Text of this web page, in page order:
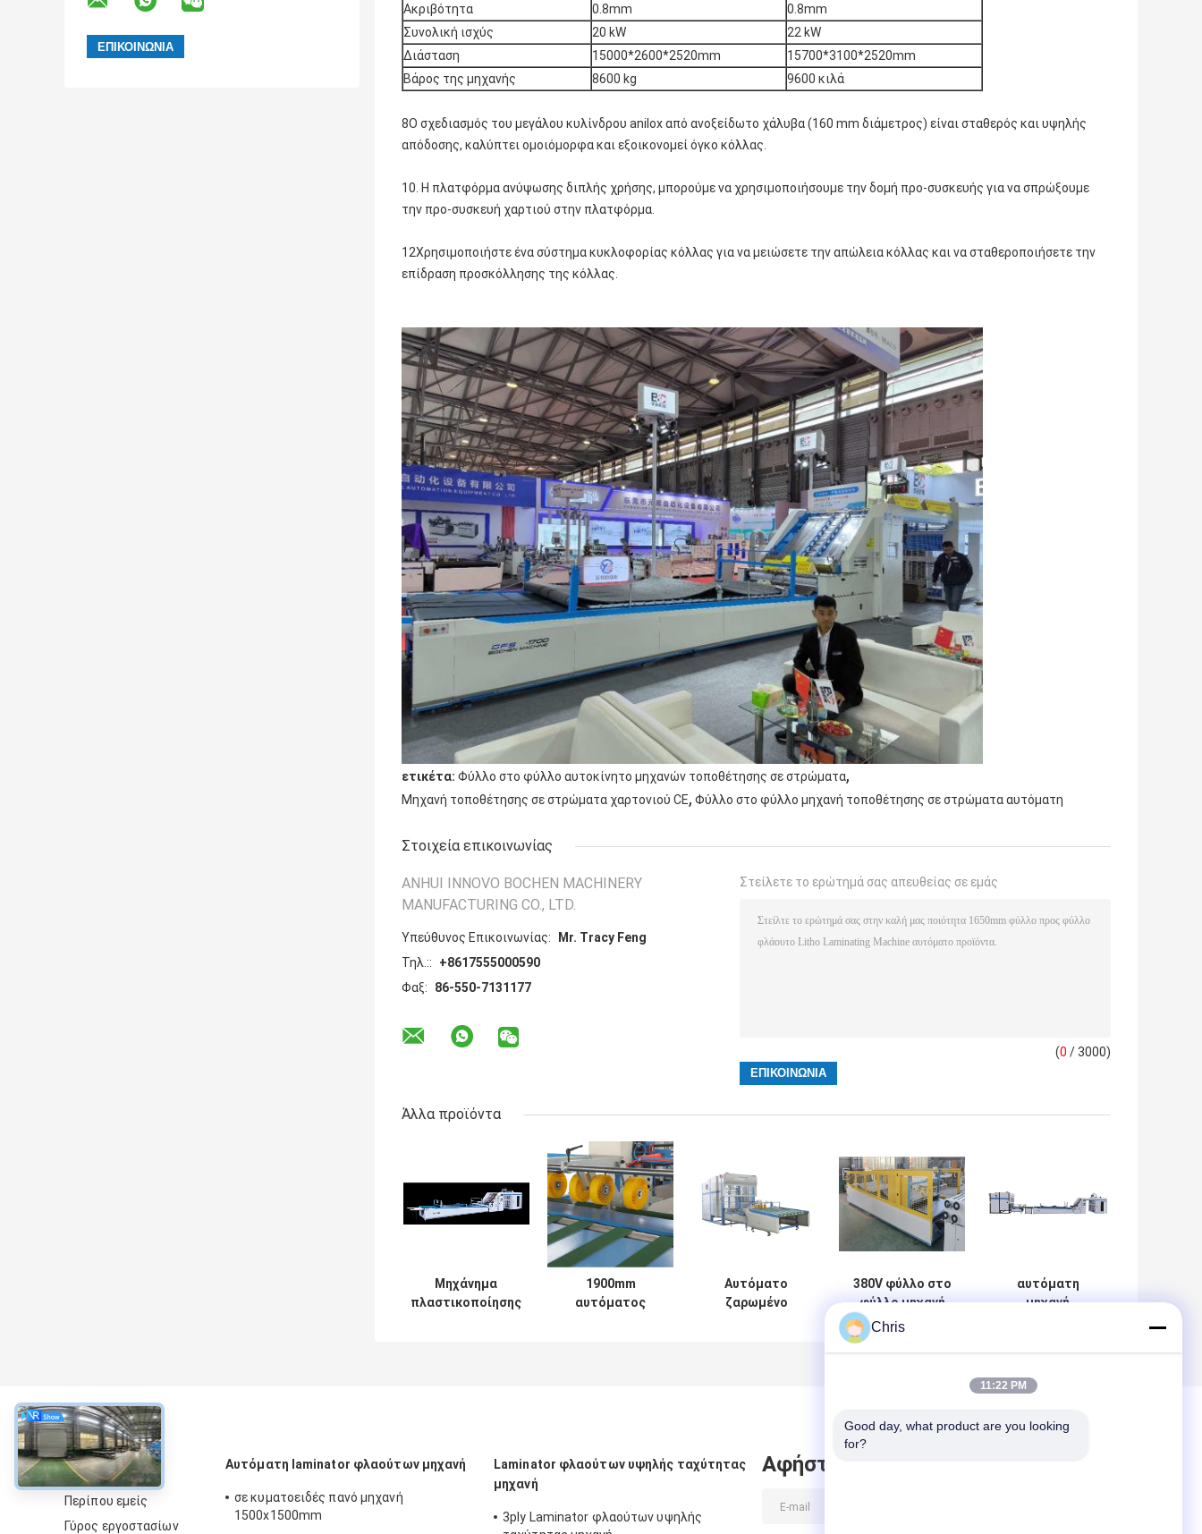
Ακριβότητα
0.8mm
0.8mm
Συνολική ισχύς
20 kW
22 kW
Διάσταση
15000*2600*2520mm
15700*3100*2520mm
Βάρος της μηχανής
8600 kg 9600 κιλά
8Ο σχεδιασμός του μεγάλου κυλίνδρου anilox από ανοξείδωτο χάλυβα (160 mm διάμετρος) είναι σταθερός και υψηλής
απόδοσης, καλύπτει ομοιόμορφα και εξοικονομεί όγκο κόλλας.
10. Η πλατφόρμα ανύψωσης διπλής χρήσης, μπορούμε να χρησιμοποιήσουμε την δομή προ-συσκευής για να σπρώξουμε
την προ-συσκευή χαρτιού στην πλατφόρμα.
12Χρησιμοποιήστε ένα σύστημα κυκλοφορίας κόλλας για να μειώσετε την απώλεια κόλλας και να σταθεροποιήσετε την
επίδραση προσκόλλησης της κόλλας.
ετικέτα: Φύλλο στο φύλλο αυτοκίνητο μηχανών τοποθέτησης σε στρώματα,
Μηχανή τοποθέτησης σε στρώματα χαρτονιού CE, Φύλλο στο φύλλο μηχανή τοποθέτησης σε στρώματα αυτόματη
Στοιχεία επικοινωνίας
ANHUI INNOVO BOCHEN MACHINERY
MANUFACTURING CO., LTD.
Υπεύθυνος Επικοινωνίας:
Mr. Tracy Feng
Τηλ.::
+8617555000590
Φαξ:
86-550-7131177
Στείλετε το ερώτημά σας απευθείας σε εμάς
(0 / 3000)
Άλλα προϊόντα
Μηχάνημα
πλαστικοποίησης
1900mm
αυτόματος
στοιβαχτών
Αυτόματο
ζαρωμένο
380V φύλλο στο
φύλλο μηχανή
1500x1500mm
τοποθέτησης σε
αυτόματη
μηχανή
τοποθέτησης σε
στρώματα
φύλλο στο φύλλο
περίπου
Περίπου εμείς
Γύρος εργοστασίων
Αυτόματη laminator φλαούτων μηχανή
σε κυματοειδές πανό μηχανή
1500x1500mm
Laminator φλαούτων υψηλής ταχύτητας
μηχανή
3ply Laminator φλαούτων υψηλής
Αφήστε μήνυμα
Chris
11:22 PM
Good day, what product are you looking
for?